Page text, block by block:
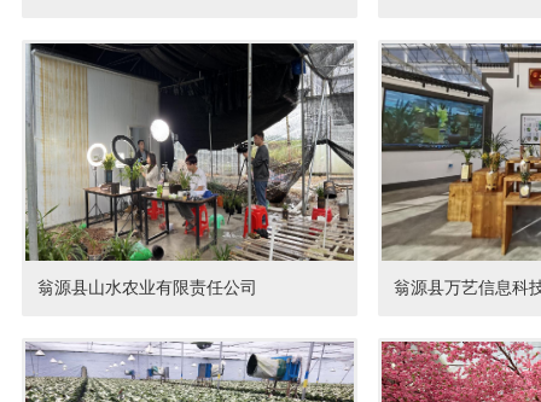
翁源县山水农业有限责任公司 翁源县万艺信息科